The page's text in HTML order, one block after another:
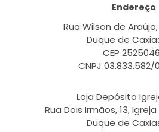
Endereço
Rua Wilson de Araújo,
Duque de
CEP
CNPJ 03.833.582/
Loja Depósito
Rua Dois Irmãos, 13,
Duque de